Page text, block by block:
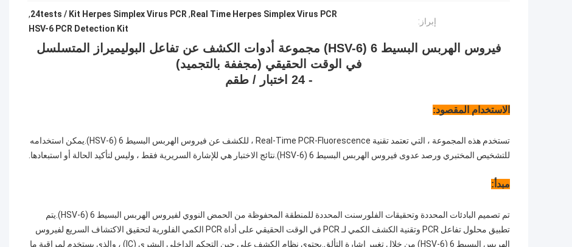
إبراز:
Real Time Herpes Simplex Virus PCR
,
24tests / Kit Herpes Simplex Virus PCR
,
HSV-6 PCR Detection Kit
فيروس الهربس البسيط 6 (HSV-6) مجموعة أدوات الكشف عن تفاعل البوليميراز المتسلسل
في الوقت الحقيقي (مجففة بالتجميد)
- 24 اختبار / طقم
الاستخدام المقصود:
تستخدم هذه المجموعة ، التي تعتمد تقنية Real-Time PCR-Fluorescence ، للكشف عن فيروس الهربس البسيط 6 (HSV-6).يمكن استخدامه
للتشخيص المختبري ورصد عدوى فيروس الهربس البسيط 6 (HSV-6).نتائج الاختبار هي للإشارة السريرية فقط ، وليس لتأكيد الحالة أو استبعادها.
مبدأ:
تم تصميم البادئات المحددة وتحقيقات الفلورسنت المحددة للمنطقة المحفوظة من الحمض النووي لفيروس الهربس البسيط 6 (HSV-6).يتم
تطبيق محلول تفاعل PCR وتقنية الكشف الكمي لـ PCR في الوقت الحقيقي على أداة PCR الكمي الفلورية لتحقيق الاكتشاف السريع لفيروس
الهربس البسيط 6 (HSV-6) من خلال تغيير إشارة التألق.يحتوي نظام الكشف على جين التحكم الداخلي البشري (IC) ، والذي يستخدم لمراقبة ما